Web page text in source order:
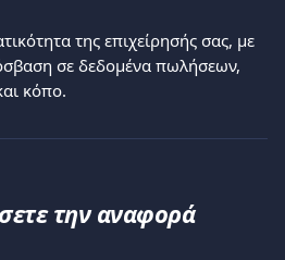
της επιχείρησής σας, με
σε δεδομένα πωλήσεων,
κόπο.
την αναφορά